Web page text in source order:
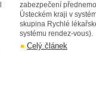
zabezpečení
Ústeckém kraji v
skupina Rychlé
systému rendez-vous).
Celý článek